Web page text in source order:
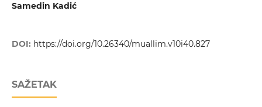
Samedin Kadić
DOI: https://doi.org/10.26340/muallim.v10i40.827
SAŽETAK